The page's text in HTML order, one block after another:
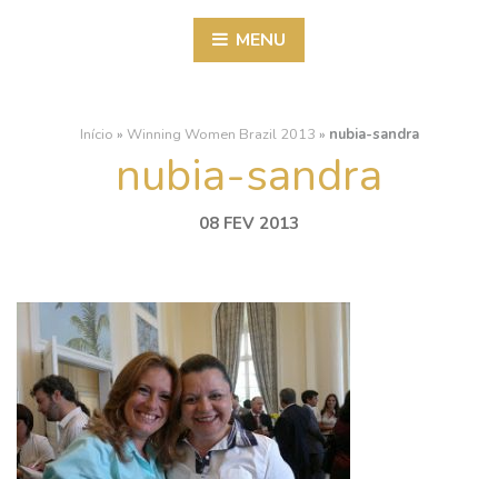
MENU
Início » Winning Women Brazil 2013 » nubia-sandra
nubia-sandra
08 FEV 2013